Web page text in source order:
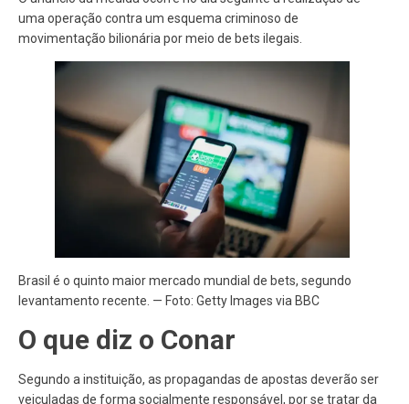
uma operação contra um esquema criminoso de
movimentação bilionária por meio de bets ilegais.
Brasil é o quinto maior mercado mundial de bets, segundo
levantamento recente. — Foto: Getty Images via BBC
O que diz o Conar
Segundo a instituição, as propagandas de apostas deverão ser
veiculadas de forma socialmente responsável, por se tratar da